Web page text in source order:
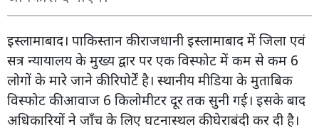
इस्लामाबाद। पाकिस्तान की राजधानी इस्लामाबाद में जिला एवं
सत्र न्यायालय के मुख्य द्वार पर एक विस्फोट में कम से कम 6
लोगों के मारे जाने की रिपोर्टें है। स्थानीय मीडिया के मुताबिक
विस्फोट की आवाज 6 किलोमीटर दूर तक सुनी गई। इसके बाद
अधिकारियों ने जाँच के लिए घटनास्थल की घेराबंदी कर दी है।